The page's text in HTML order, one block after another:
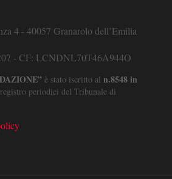
4 - 40057 Granarolo dell’Emilia
- CF: LCNDNL70T46A944O
è stato iscritto al n.8548 in
periodici del Tribunale di